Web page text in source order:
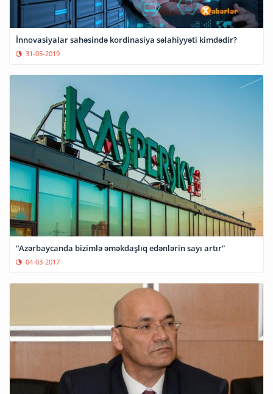
İnnovasiyalar sahəsində kordinasiya səlahiyyəti kimdədir?
31-05-2019
“Azərbaycanda bizimlə əməkdaşlıq edənlərin sayı artır”
04-03-2017